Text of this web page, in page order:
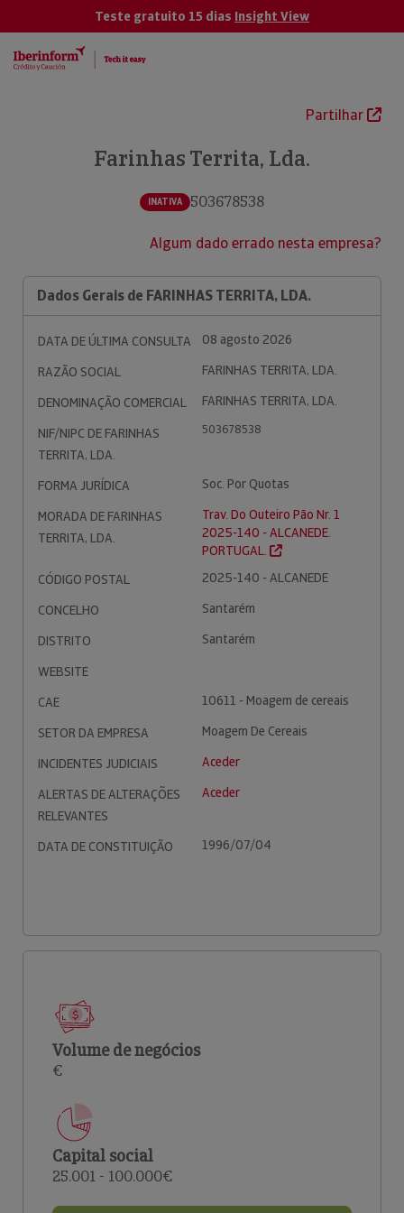
Teste gratuito 15 dias Insight View
Partilhar
Farinhas Territa, Lda.
INATIVA 503678538
Algum dado errado nesta empresa?
Dados Gerais de FARINHAS TERRITA, LDA.
DATA DE ÚLTIMA CONSULTA
08 agosto 2026
RAZÃO SOCIAL
FARINHAS TERRITA, LDA.
DENOMINAÇÃO COMERCIAL
FARINHAS TERRITA, LDA.
NIF/NIPC DE FARINHAS
TERRITA, LDA.
503678538
FORMA JURÍDICA
Soc. Por Quotas
MORADA DE FARINHAS
TERRITA, LDA.
Trav. Do Outeiro Pão Nr. 1
2025-140 - ALCANEDE.
PORTUGAL.
CÓDIGO POSTAL
2025-140 - ALCANEDE
CONCELHO
Santarém
DISTRITO
Santarém
WEBSITE
CAE
10611 - Moagem de cereais
SETOR DA EMPRESA
Moagem De Cereais
INCIDENTES JUDICIAIS
Aceder
ALERTAS DE ALTERAÇÕES
RELEVANTES
Aceder
DATA DE CONSTITUIÇÃO 1996/07/04
Volume de negócios
€
Capital social
25.001 - 100.000€